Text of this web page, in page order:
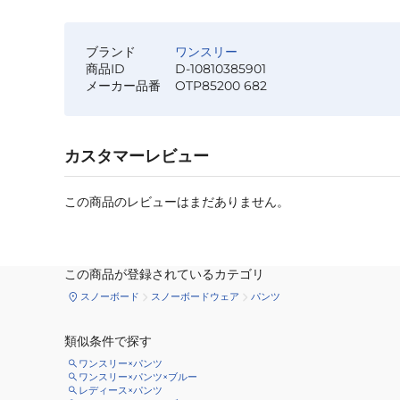
ブランド
ワンスリー
商品ID
D-10810385901
メーカー品番
OTP85200 682
カスタマーレビュー
この商品のレビューはまだありません。
この商品が登録されているカテゴリ
スノーボード スノーボードウェア パンツ
類似条件で探す
ワンスリー×パンツ
ワンスリー×パンツ×ブルー
レディース×パンツ